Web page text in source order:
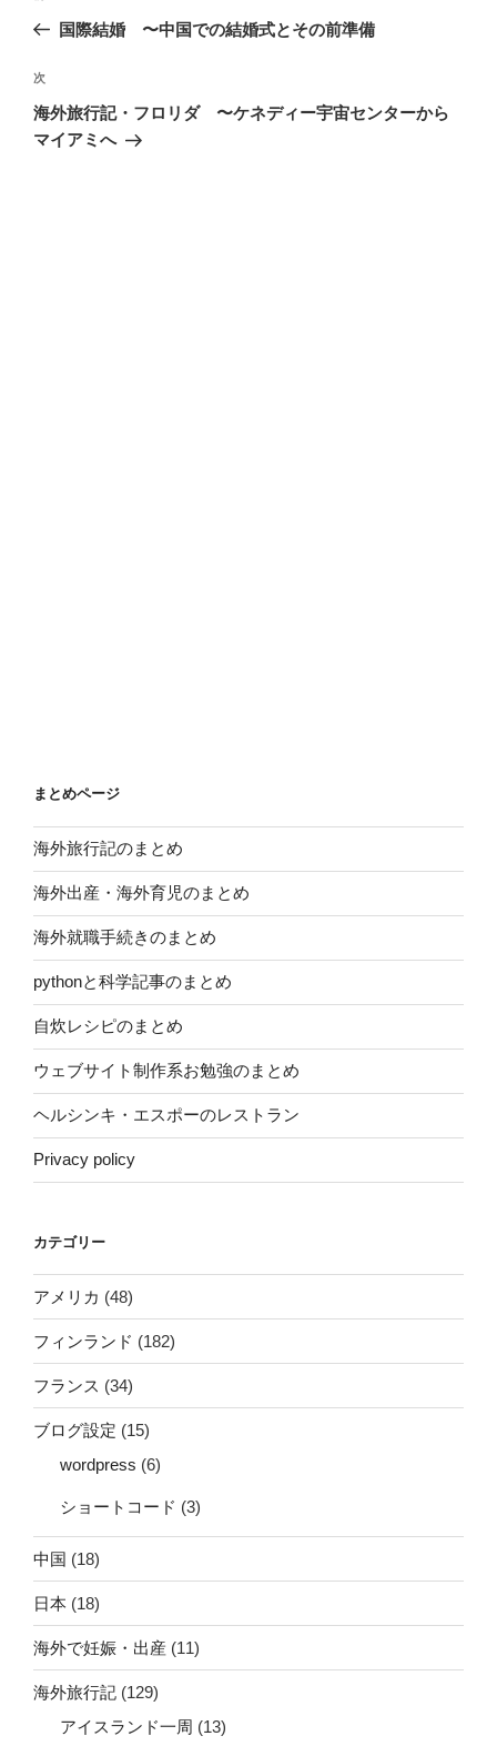
ビ
ゲ
ー
の
稿
国際結婚 〜中国での結婚式とその前準備
次
の
投
次
海外旅行記・フロリダ 〜ケネディー宇宙センターから
マイアミへ
まとめページ
海外旅行記のまとめ
海外出産・海外育児のまとめ
海外就職手続きのまとめ
pythonと科学記事のまとめ
自炊レシピのまとめ
ウェブサイト制作系お勉強のまとめ
ヘルシンキ・エスポーのレストラン
Privacy policy
カテゴリー
アメリカ (48)
フィンランド (182)
フランス (34)
ブログ設定 (15)
wordpress (6)
ショートコード (3)
中国 (18)
日本 (18)
海外で妊娠・出産 (11)
海外旅行記 (129)
アイスランド一周 (13)